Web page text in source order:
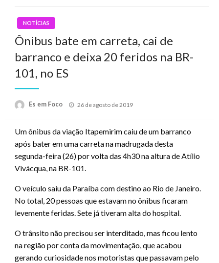
NOTÍCIAS
Ônibus bate em carreta, cai de
barranco e deixa 20 feridos na BR-
101, no ES
Es em Foco
Posted
26 de agosto de 2019
Um ônibus da viação Itapemirim caiu de um barranco
após bater em uma carreta na madrugada desta
segunda-feira (26) por volta das 4h30 na altura de Atílio
Vivácqua, na BR-101.
O veículo saiu da Paraíba com destino ao Rio de Janeiro.
No total, 20 pessoas que estavam no ônibus ficaram
levemente feridas. Sete já tiveram alta do hospital.
O trânsito não precisou ser interditado, mas ficou lento
na região por conta da movimentação, que acabou
gerando curiosidade nos motoristas que passavam pelo